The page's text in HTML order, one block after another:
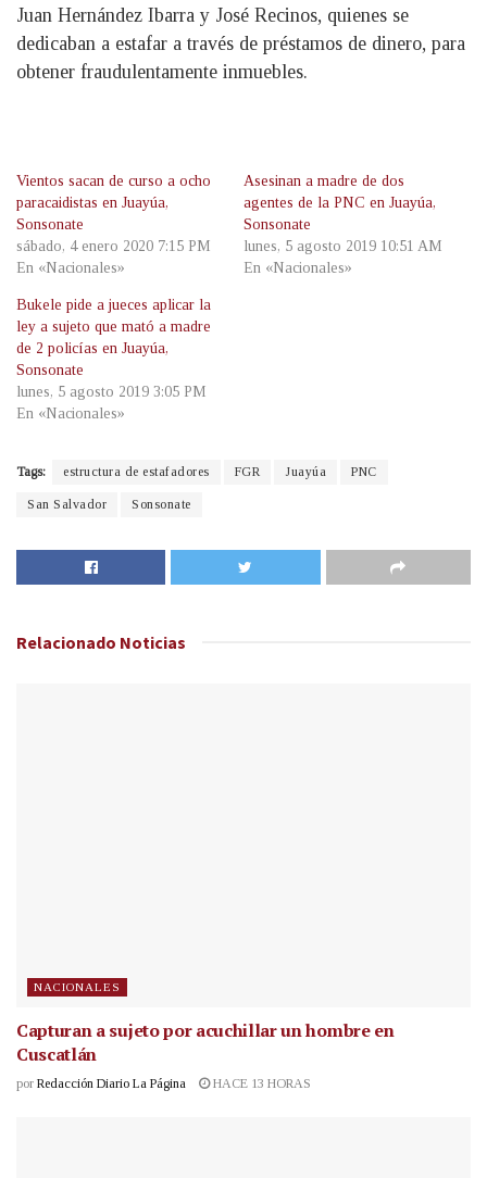
Juan Hernández Ibarra y José Recinos, quienes se
dedicaban a estafar a través de préstamos de dinero, para
obtener fraudulentamente inmuebles.
Vientos sacan de curso a ocho
paracaidistas en Juayúa,
Sonsonate
sábado, 4 enero 2020 7:15 PM
En «Nacionales»
Asesinan a madre de dos
agentes de la PNC en Juayúa,
Sonsonate
lunes, 5 agosto 2019 10:51 AM
En «Nacionales»
Bukele pide a jueces aplicar la
ley a sujeto que mató a madre
de 2 policías en Juayúa,
Sonsonate
lunes, 5 agosto 2019 3:05 PM
En «Nacionales»
Tags: estructura de estafadores FGR Juayúa PNC
San Salvador Sonsonate
Relacionado Noticias
NACIONALES
Capturan a sujeto por acuchillar un hombre en
Cuscatlán
por Redacción Diario La Página HACE 13 HORAS